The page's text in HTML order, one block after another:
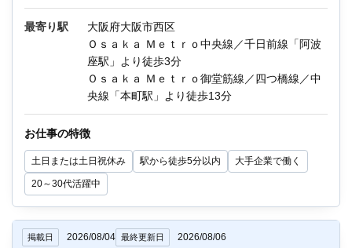
テスト、システムテスト、運用保守を行って頂
きます。
上記の開発作業と併せて、バージョンアップ調
査と見積りも担当頂きます。
Web系システムでの調査・見積りから一連の流
れを通して経験された方におススメです。
《主な業務内容》
2. PG製造、単体テスト、システムテスト
3. 運用保守
ツール：jQuery（ライブラリ）
最寄り駅
大阪府大阪市西区
Ｏｓａｋａ Ｍｅｔｒｏ中央線／千日前線「阿波
座駅」より徒歩3分
Ｏｓａｋａ Ｍｅｔｒｏ御堂筋線／四つ橋線／中
央線「本町駅」より徒歩13分
お仕事の特徴
土日または土日祝休み 駅から徒歩5分以内 大手企業で働く
20～30代活躍中
掲載日 2026/08/04 最終更新日 2026/08/06